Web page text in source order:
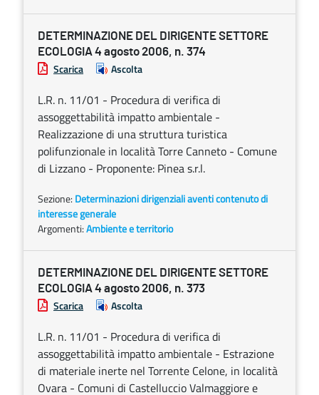
DETERMINAZIONE DEL DIRIGENTE SETTORE
ECOLOGIA 4 agosto 2006, n. 374
Scarica Ascolta
L.R. n. 11/01 - Procedura di verifica di
assoggettabilità impatto ambientale -
Realizzazione di una struttura turistica
polifunzionale in località Torre Canneto - Comune
di Lizzano - Proponente: Pinea s.r.l.
Sezione: Determinazioni dirigenziali aventi contenuto di
interesse generale
Argomenti:Ambiente e territorio
DETERMINAZIONE DEL DIRIGENTE SETTORE
ECOLOGIA 4 agosto 2006, n. 373
Scarica Ascolta
L.R. n. 11/01 - Procedura di verifica di
assoggettabilità impatto ambientale - Estrazione
di materiale inerte nel Torrente Celone, in località
Ovara - Comuni di Castelluccio Valmaggiore e